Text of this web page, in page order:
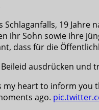
Schlaganfalls, 19
ihr Sohn sowie ihre
dass für die
ausdrücken und
my heart to inform
ago.